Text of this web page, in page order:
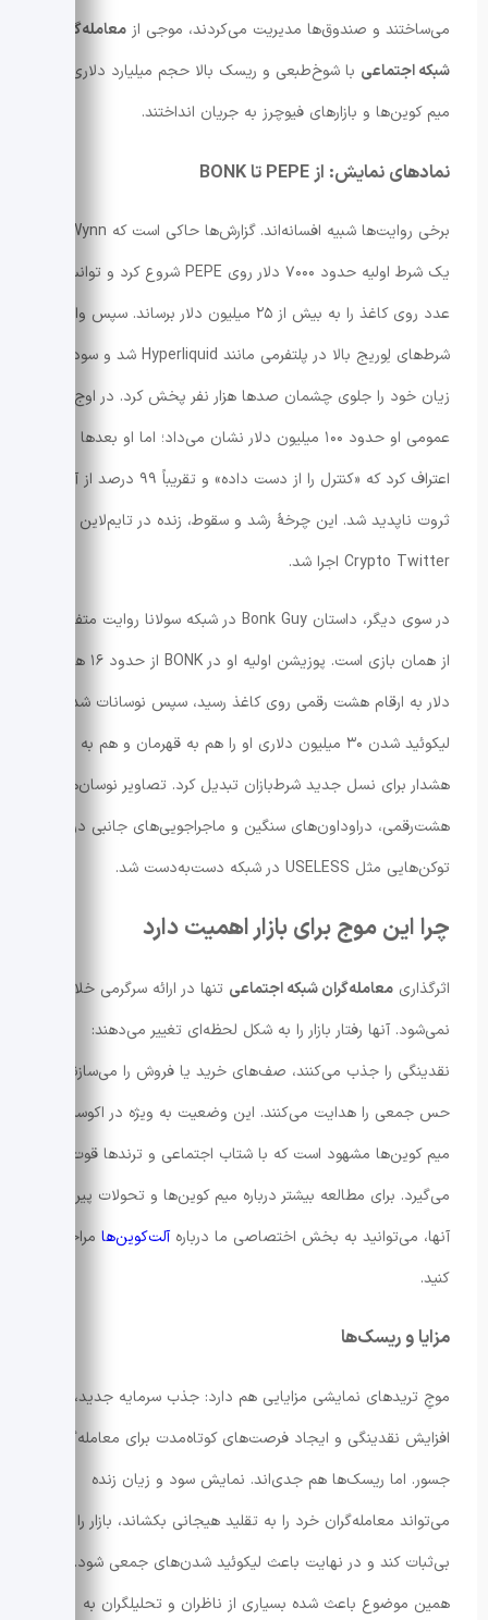
می‌ساختند و صندوق‌ها مدیریت می‌کردند، موجی از معامله‌گران
شبکه اجتماعی با شوخ‌طبعی و ریسک بالا حجم میلیارد دلاری را در
میم کوین‌ها و بازارهای فیوچرز به جریان انداختند.
نمادهای نمایش: از PEPE تا BONK
یک شرط اولیه حدود ۷۰۰۰ دلار روی PEPE شروع کرد و توانست
عدد روی کاغذ را به بیش از ۲۵ میلیون دلار برساند. سپس وارد
شرط‌های لِوریج بالا در پلتفرمی مانند Hyperliquid شد و سود و
عمومی او حدود ۱۰۰ میلیون دلار نشان می‌داد؛ اما او بعدها
اعتراف کرد که «کنترل را از دست داده» و تقریباً ۹۹ درصد از آن
ثروت ناپدید شد. این چرخهٔ رشد و سقوط، زنده در تایم‌لاین
Crypto Twitter اجرا شد.
در سوی دیگر، داستان Bonk Guy در شبکه سولانا روایت متفاوتی
از همان بازی است. پوزیشن اولیه او در BONK از حدود ۱۶ هزار
دلار به ارقام هشت رقمی روی کاغذ رسید، سپس نوسانات شدید و
لیکوئید شدن ۳۰ میلیون دلاری او را هم به قهرمان و هم به
هشدار برای نسل جدید شرط‌بازان تبدیل کرد. تصاویر نوسان‌های
هشت‌رقمی، دراو‌داون‌های سنگین و ماجراجویی‌های جانبی در
توکن‌هایی مثل USELESS در شبکه دست‌به‌دست شد.
چرا این موج برای بازار اهمیت دارد
اثرگذاری معامله‌گران شبکه اجتماعی تنها در ارائه سرگرمی خلاصه
نمی‌شود. آنها رفتار بازار را به شکل لحظه‌ای تغییر می‌دهند:
نقدینگی را جذب می‌کنند، صف‌های خرید یا فروش را می‌سازند و
حس جمعی را هدایت می‌کنند. این وضعیت به ویژه در اکوسیستم
میم کوین‌ها مشهود است که با شتاب اجتماعی و ترندها قوت
می‌گیرد. برای مطالعه بیشتر درباره میم کوین‌ها و تحولات پیرامون
آنها، می‌توانید به بخش اختصاصی ما دربارهآلت‌کوین‌ها مراجعه
کنید.
مزایا و ریسک‌ها
موجِ تریدهای نمایشی مزایایی هم دارد: جذب سرمایه جدید،
افزایش نقدینگی و ایجاد فرصت‌های کوتاه‌مدت برای معامله‌گران
جسور. اما ریسک‌ها هم جدی‌اند. نمایش سود و زیان زنده
می‌تواند معامله‌گران خرد را به تقلید هیجانی بکشاند، بازار را
بی‌ثبات کند و در نهایت باعث لیکوئید شدن‌های جمعی شود.
همین موضوع باعث شده بسیاری از ناظران و تحلیلگران به